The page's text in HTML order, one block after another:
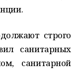
строго
санитарных
санитарной